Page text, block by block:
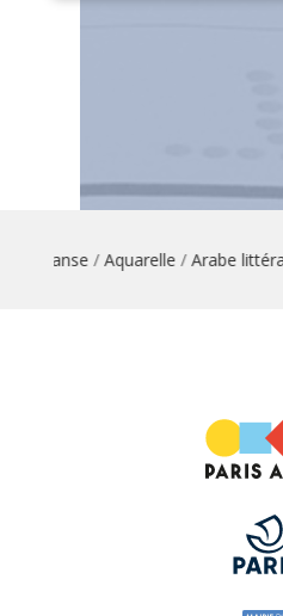
danse/Aquarelle/Arabe